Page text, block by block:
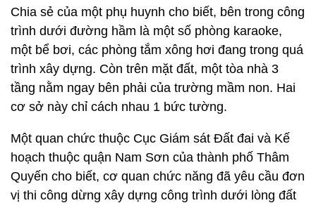
Chia sẻ của một phụ huynh cho biết, bên trong công
trình dưới đường hầm là một số phòng karaoke,
một bể bơi, các phòng tắm xông hơi đang trong quá
trình xây dựng. Còn trên mặt đất, một tòa nhà 3
tầng nằm ngay bên phải của trường mầm non. Hai
cơ sở này chỉ cách nhau 1 bức tường.
Một quan chức thuộc Cục Giám sát Đất đai và Kế
hoạch thuộc quận Nam Sơn của thành phố Thâm
Quyến cho biết, cơ quan chức năng đã yêu cầu đơn
vị thi công dừng xây dựng công trình dưới lòng đất